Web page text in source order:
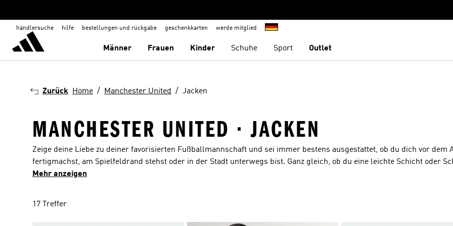
händlersuche hilfe bestellungen und rückgabe geschenkkarten werde mitglied
Männer Frauen Kinder Schuhe Sport Outlet
Zurück Home Manchester United Jacken
MANCHESTER UNITED · JACKEN
Zeige deine Liebe zu deiner favorisierten Fußballmannschaft und sei immer bestens ausgestattet, ob du dich vor dem
fertigmachst, am Spielfeldrand stehst oder in der Stadt unterwegs bist. Ganz gleich, ob du eine leichte Schicht oder
den Elementen brauchst, eine Manchester United Jacke von adidas ist optimal auf deine Bedürfnisse ausgelegt. Du
Tragekomfort und die uneingeschränkte Bewegungsfreiheit und schieße auf das Tor, wie es sonst die ganz großen
Mehr anzeigen
17 Treffer